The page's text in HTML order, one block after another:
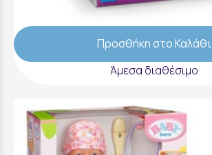
19,99 €
Προσθήκη στο Καλάθι
Άμεσα διαθέσιμο